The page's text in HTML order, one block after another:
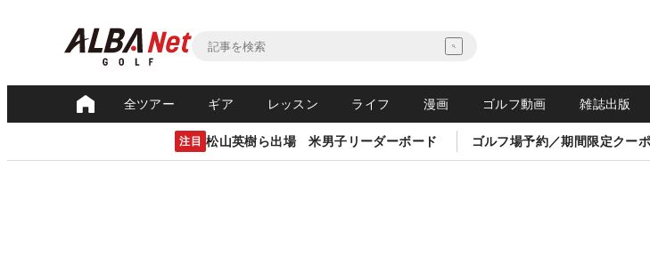
全ツアー ギア レッスン ライフ 漫画 ゴルフ動画 雑誌出版
注目 松山英樹ら出場 米男子リーダーボード ゴルフ場予約／期間限定クー